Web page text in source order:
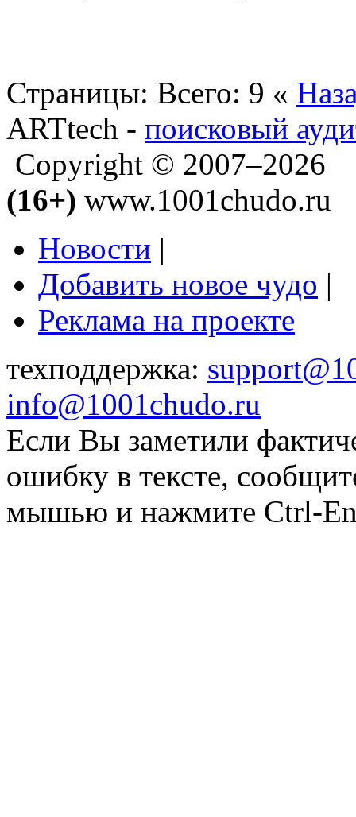
Страницы: Всего: 9 «
ARTtech - поисковый
Copyright © 2007–2026
(16+) www.1001chudo.ru
Новости |
Добавить новое чудо |
Реклама на проекте
техподдержка:
info@1001chudo.ru
Если Вы заметили
ошибку в тексте,
мышью и нажмите Ctrl-